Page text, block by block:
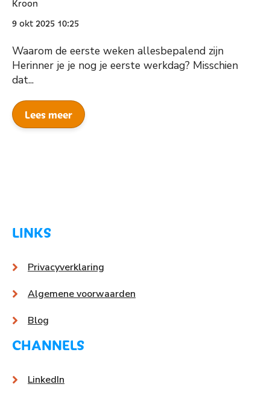
9 okt 2025 10:25
Waarom de eerste weken allesbepalend zijn
Herinner je je nog je eerste werkdag? Misschien
dat...
Lees meer
LINKS
Privacyverklaring
Algemene voorwaarden
Blog
CHANNELS
LinkedIn